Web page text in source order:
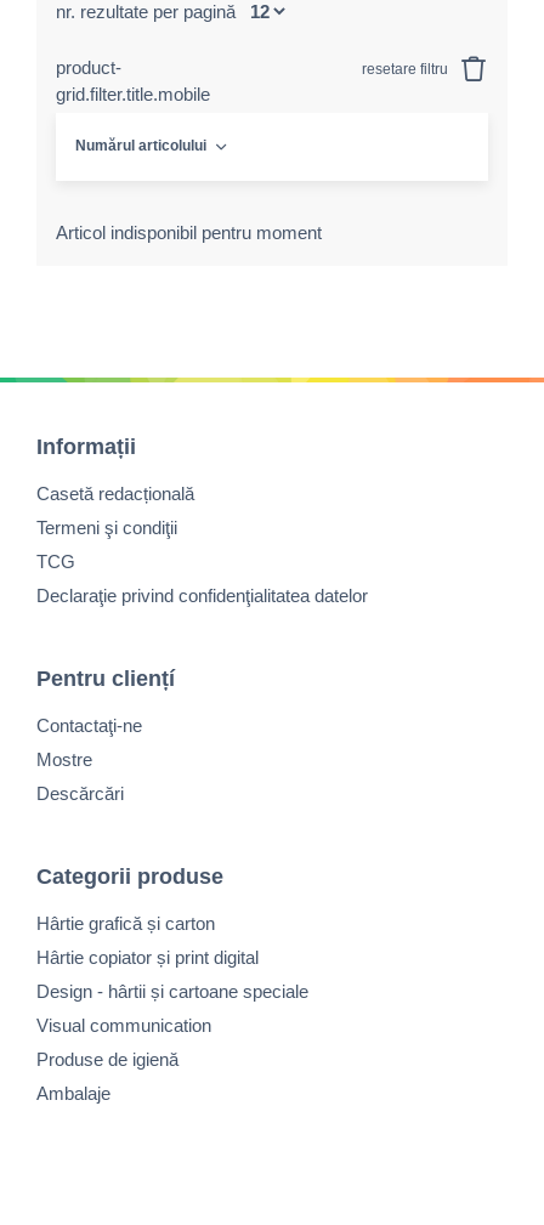
nr. rezultate per pagină
product-
grid.filter.title.mobile
resetare filtru
Numărul articolului
Articol indisponibil pentru moment
Informații
Casetă redacțională
Termeni şi condiţii
TCG
Declaraţie privind confidenţialitatea datelor
Pentru cliențí
Contactaţi-ne
Mostre
Descărcări
Categorii produse
Hârtie grafică și carton
Hârtie copiator și print digital
Design - hârtii și cartoane speciale
Visual communication
Produse de igienă
Ambalaje